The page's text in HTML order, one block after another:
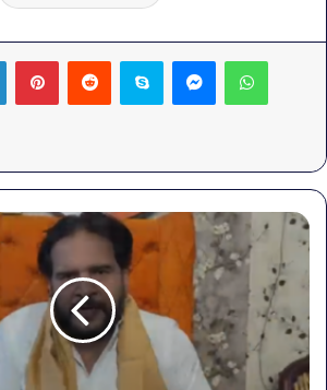
LinkedInPinterestReddit Skype Messenger